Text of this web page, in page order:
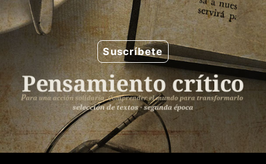
Saltar
al
contenido
Suscríbete